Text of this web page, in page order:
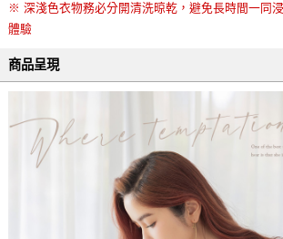
※ 深淺色衣物務必分開清洗晾乾，避免長時間一同
體驗
商品呈現